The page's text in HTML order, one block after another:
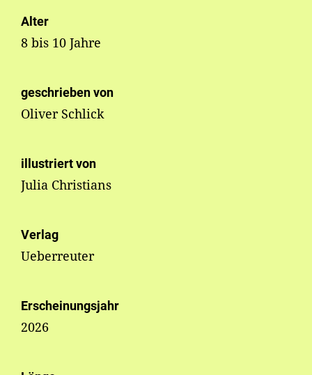
Alter
8 bis 10 Jahre
geschrieben von
Oliver Schlick
illustriert von
Julia Christians
Verlag
Ueberreuter
Erscheinungsjahr
2026